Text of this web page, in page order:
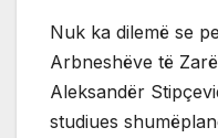
Nuk ka dilemë se
Arbneshëve të
Aleksandër
studiues